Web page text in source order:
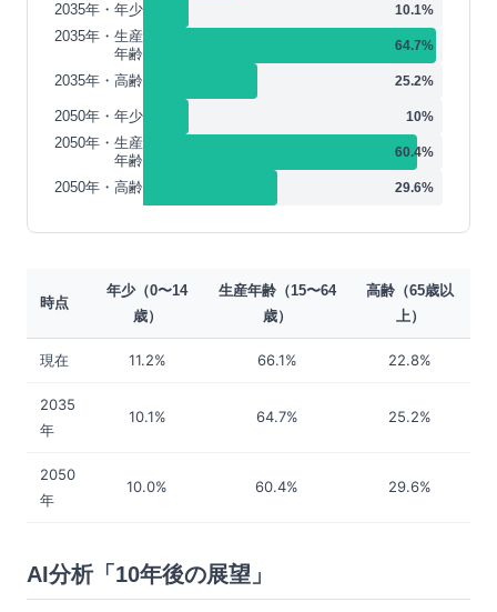
2035年・年少 10.1%
2035年・生産
年齢
64.7%
2035年・高齢 25.2%
2050年・年少 10%
2050年・生産
年齢
60.4%
2050年・高齢 29.6%
時点
年少（0〜14
歳）
生産年齢（15〜64
歳）
高齢（65歳以
上）
現在 11.2% 66.1% 22.8%
2035
年
10.1% 64.7% 25.2%
2050
年
10.0% 60.4% 29.6%
AI分析「10年後の展望」